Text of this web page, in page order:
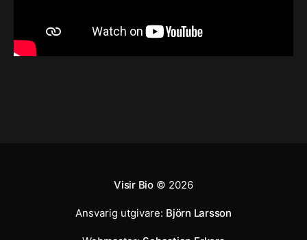
Visir Bio© 2026
Ansvarig utgivare: Björn Larsson